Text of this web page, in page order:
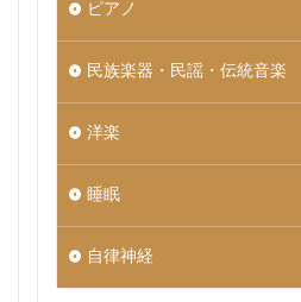
ピアノ
民族楽器・民謡・伝統音楽
洋楽
睡眠
自律神経